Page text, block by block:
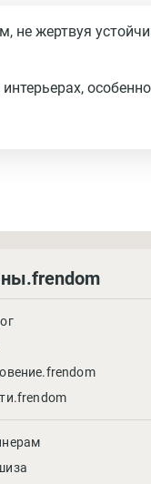
не жертвуя